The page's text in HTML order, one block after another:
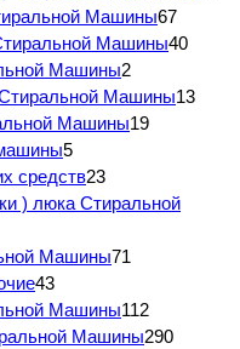
Машины67
Машины40
Машины2
Машины13
Машины19
5
средств23
) люка Стиральной
Машины71
43
Машины112
Машины290